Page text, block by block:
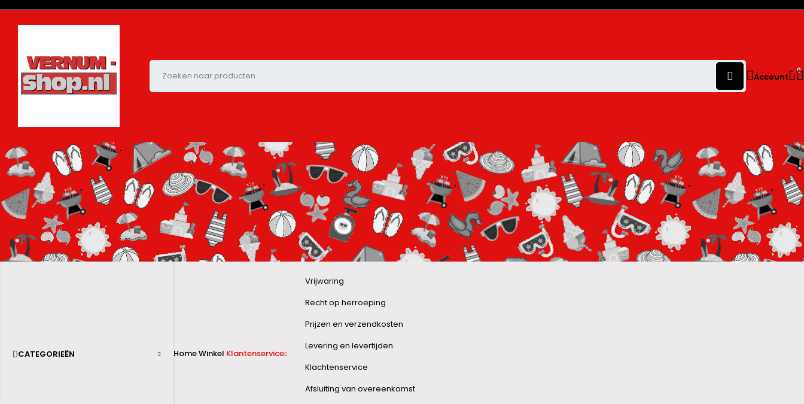
Account
0
CATEGORIEËN HomeWinkel Klantenservice
Vrijwaring
Recht op herroeping
Prijzen en verzendkosten
Levering en levertijden
Klachtenservice
Afsluiting van overeenkomst